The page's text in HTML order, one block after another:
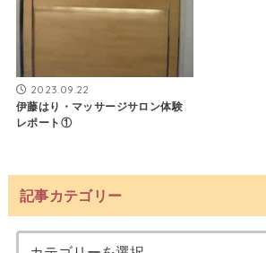
2023.09.22
伊藤はり・マッサージサロン体験
レポート①
記事カテゴリー